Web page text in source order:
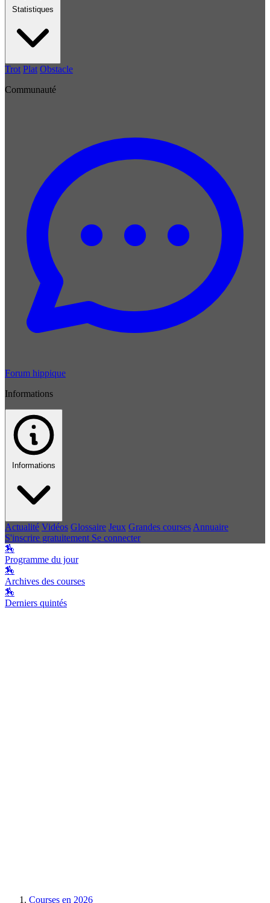
Statistiques
Trot Plat Obstacle
Communauté
Forum hippique
Informations
Informations
Actualité Vidéos Glossaire Jeux Grandes courses Annuaire
S'inscrire gratuitement Se connecter
🏇
Programme du jour
🏇
Archives des courses
🏇
Derniers quintés
Courses en 2026